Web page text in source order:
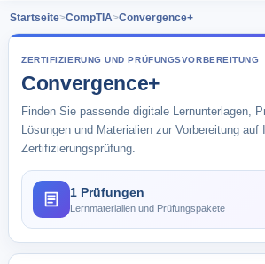
Startseite>CompTIA>Convergence+
ZERTIFIZIERUNG UND PRÜFUNGSVORBEREITUNG
Convergence+
Finden Sie passende digitale Lernunterlagen,
Lösungen und Materialien zur Vorbereitung auf
Zertifizierungsprüfung.
1 Prüfungen
Lernmaterialien und Prüfungspakete